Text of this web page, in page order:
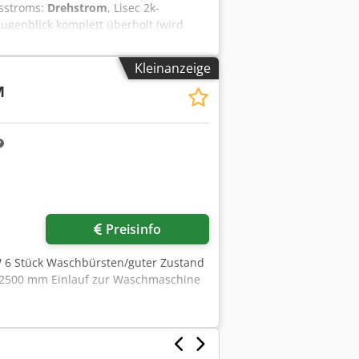
Drehstrom, Lisec 2k-
komplett überholt (wird
Die überholte Maschine ist ab Ende
besichtigt werden. Die
auf Silikon umgerüstet werden.
Kleinanzeige
Preisinfo
6 Stück Waschbürsten/guter Zustand
mm Einlauf zur Waschmaschine